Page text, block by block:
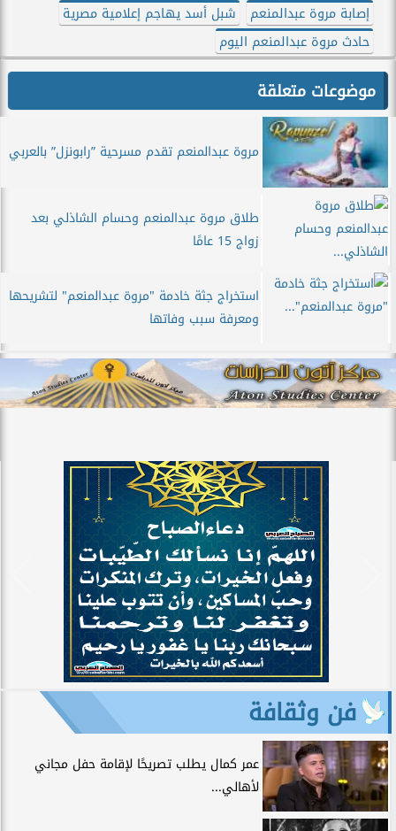
إصابة مروة عبدالمنعم
شبل أسد يهاجم إعلامية مصرية
حادث مروة عبدالمنعم اليوم
موضوعات متعلقة
مروة عبدالمنعم تقدم مسرحية ”رابونزل” بالعربي
طلاق مروة عبدالمنعم وحسام الشاذلي بعد
زواج 15 عامًا
استخراج جثة خادمة "مروة عبدالمنعم" لتشريحها
ومعرفة سبب وفاتها
فن وثقافة
عمر كمال يطلب تصريحًا لإقامة حفل مجاني
لأهالي...